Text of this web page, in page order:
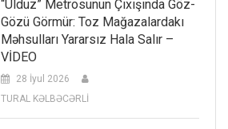
“Ulduz” Metrosunun Çıxışında Göz-
Gözü Görmür: Toz Mağazalardakı
Məhsulları Yararsız Hala Salır –
VİDEO
28 İyul 2026
TURAL KƏLBƏCƏRLİ